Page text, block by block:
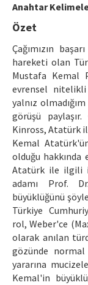
Ethical
Refereeing
Contact Us
Anahtar
Özet
Çağımızın
hareketi olan
Mustafa Kemal
evrensel
yalnız
görüşü
Kinross, Atatürk
Kemal
olduğu
Atatürk ile ilgili
adamı Prof.
büyüklüğünü
Türkiye
rol, Weber'ce
olarak anılan
gözünde
yararına
Kemal'in